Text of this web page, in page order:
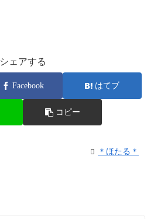
シェアする
Facebook はてブ
コピー
＊ほたる＊